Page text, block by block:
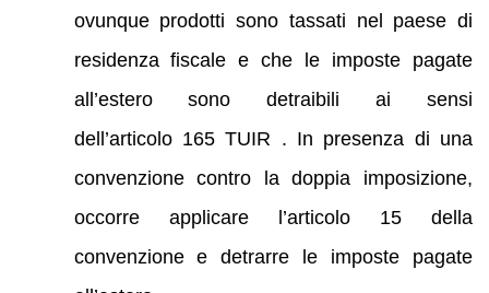
ovunque prodotti sono tassati nel paese di
residenza fiscale e che le imposte pagate
all’estero sono detraibili ai sensi
dell’articolo 165 TUIR . In presenza di una
convenzione contro la doppia imposizione,
occorre applicare l’articolo 15 della
convenzione e detrarre le imposte pagate